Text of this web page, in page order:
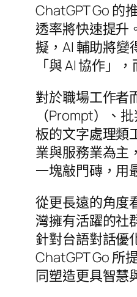
ChatGPT Go 的
透率將快速提升
擬，AI 輔助將
「與 AI 協作」
對於職場工作者
（Prompt）、
板的文字處理類
業與服務業為主
一塊敲門磚，用
從更長遠的角度
灣擁有活躍的社
針對台語對話優
ChatGPT Go 所
同塑造更具智慧